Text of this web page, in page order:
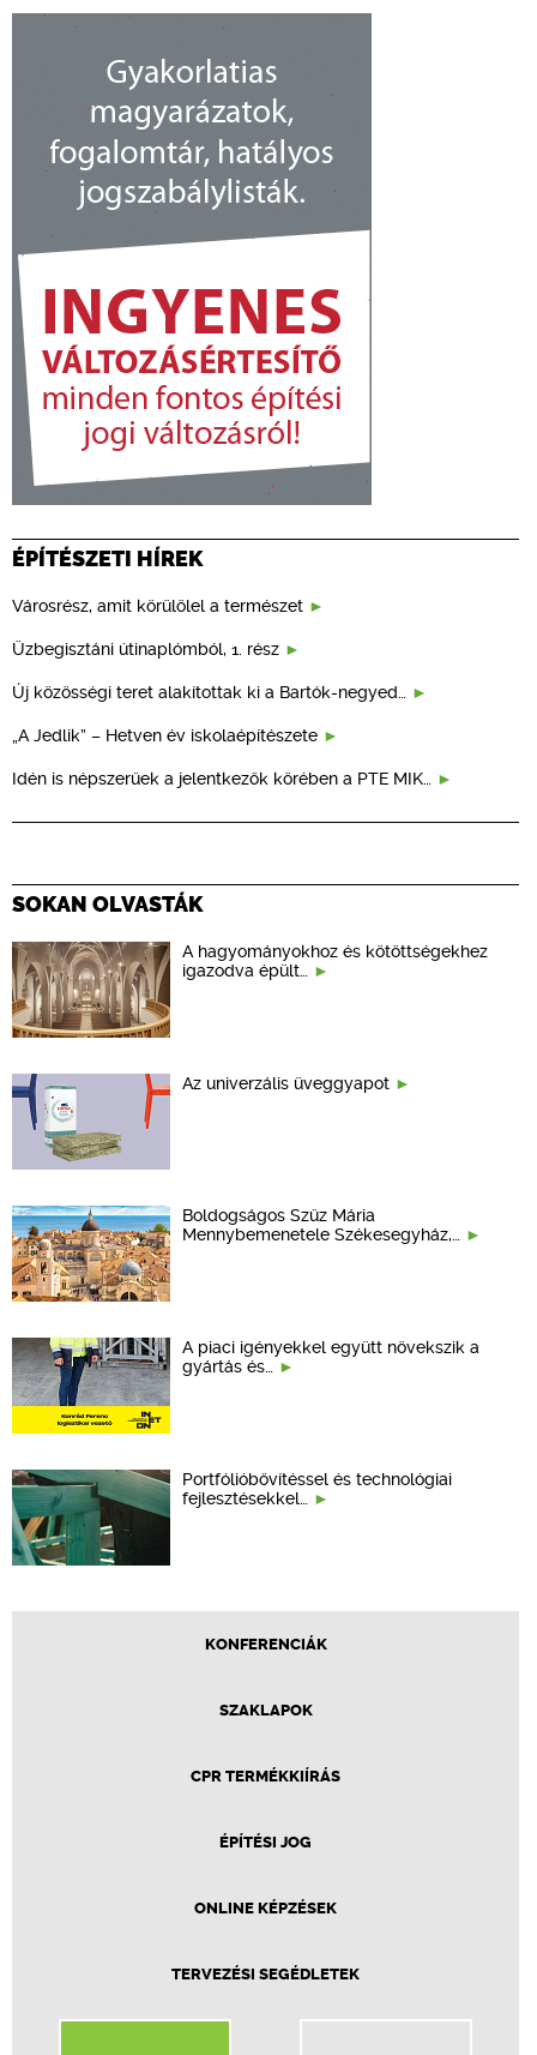
ÉPÍTÉSZETI HÍREK
Városrész, amit körülölel a természet
Üzbegisztáni útinaplómból, 1. rész
Új közösségi teret alakítottak ki a Bartók-negyed…
„A Jedlik” – Hetven év iskolaépítészete
Idén is népszerűek a jelentkezők körében a PTE MIK…
SOKAN OLVASTÁK
A hagyományokhoz és kötöttségekhez
igazodva épült…
Az univerzális üveggyapot
Boldogságos Szűz Mária
Mennybemenetele Székesegyház,…
A piaci igényekkel együtt növekszik a
gyártás és…
Portfólióbővítéssel és technológiai
fejlesztésekkel…
KONFERENCIÁK
SZAKLAPOK
CPR TERMÉKKIÍRÁS
ÉPÍTÉSI JOG
ONLINE KÉPZÉSEK
TERVEZÉSI SEGÉDLETEK